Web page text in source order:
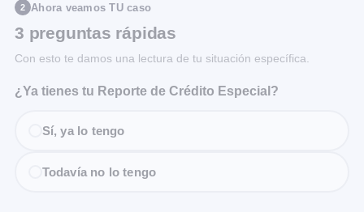
2 Ahora veamos TU caso
3 preguntas rápidas
Con esto te damos una lectura de tu situación específica.
¿Ya tienes tu Reporte de Crédito Especial?
Sí, ya lo tengo
Todavía no lo tengo